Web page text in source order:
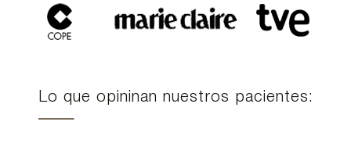
Lo que opininan nuestros pacientes: